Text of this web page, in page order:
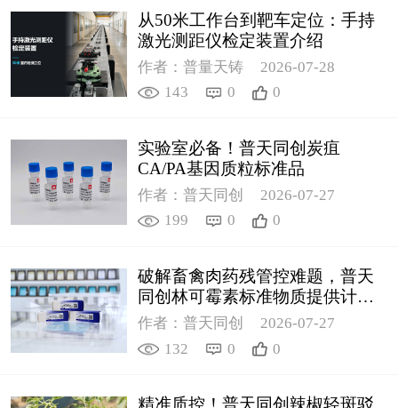
从50米工作台到靶车定位：手持
激光测距仪检定装置介绍
作者：普量天铸
2026-07-28
143
0 0
实验室必备！普天同创炭疽
CA/PA基因质粒标准品
作者：普天同创
2026-07-27
199
0 0
破解畜禽肉药残管控难题，普天
同创林可霉素标准物质提供计量
支撑
作者：普天同创
2026-07-27
132
0 0